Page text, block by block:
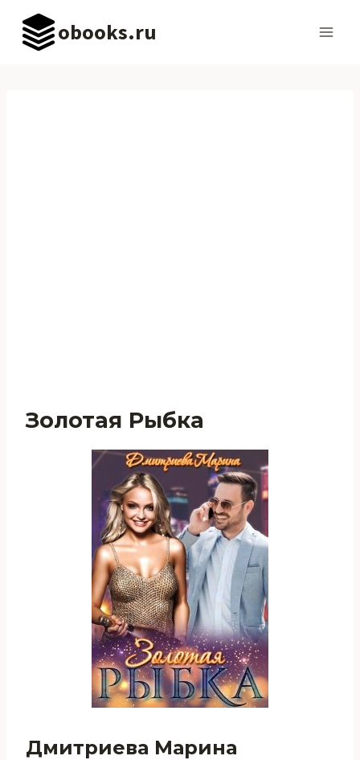
Перейти
содержимому
obooks.ru
Золотая Рыбка
Дмитриева Марина